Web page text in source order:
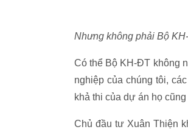
Nhưng không phải Bộ
Có thể Bộ KH-ĐT không
nghiệp của chúng tôi,
khả thi của dự án họ
Chủ đầu tư Xuân Thiện